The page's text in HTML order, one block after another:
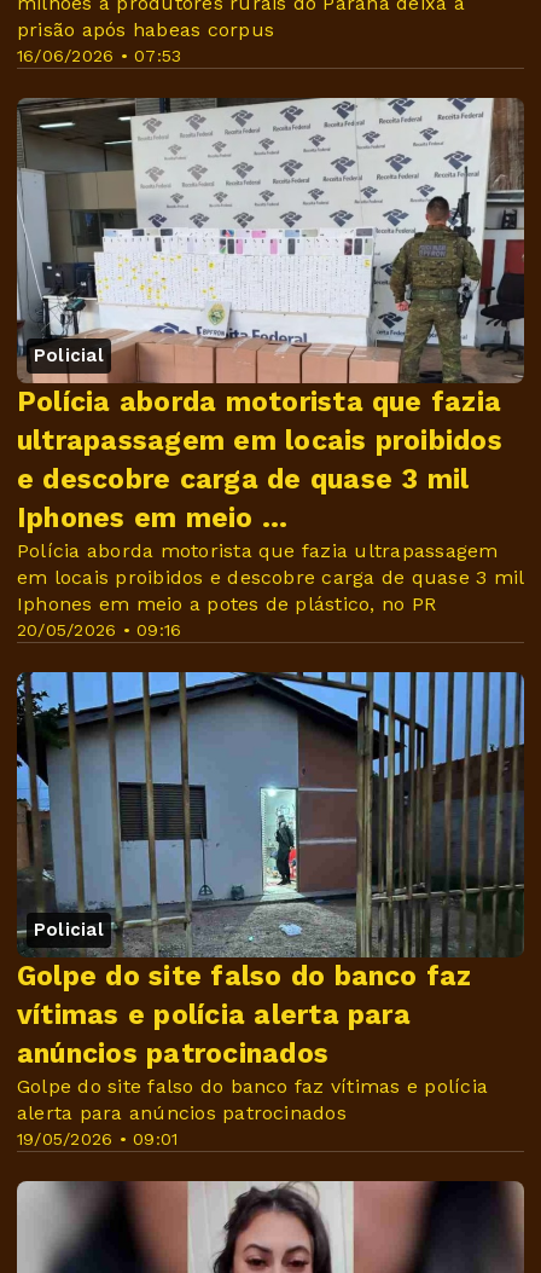
16/06/2026 • 07:53
prisão após habeas corpus
Policial
20/05/2026 • 09:16
Polícia aborda motorista que fazia
ultrapassagem em locais proibidos
e descobre carga de quase 3 mil
Iphones em meio ...
Polícia aborda motorista que fazia ultrapassagem
em locais proibidos e descobre carga de quase 3 mil
Iphones em meio a potes de plástico, no PR
Policial
19/05/2026 • 09:01
Golpe do site falso do banco faz
vítimas e polícia alerta para
anúncios patrocinados
Golpe do site falso do banco faz vítimas e polícia
alerta para anúncios patrocinados